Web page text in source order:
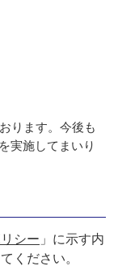
ります。今後も
実施してまいり
シー 」に示す内
ください。